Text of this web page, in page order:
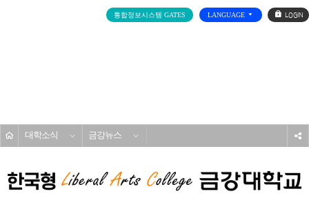
통합정보시스템 GATES LANGUAGE
로
그
대학소식 금강뉴스